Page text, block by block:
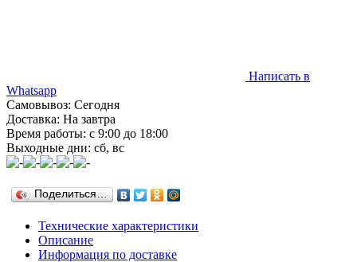
Написать в
Whatsapp
Самовывоз: Сегодня
Доставка: На завтра
Время работы: с 9:00 до 18:00
Выходные дни: сб, вс
Поделиться…
Технические характеристики
Описание
Информация по доставке